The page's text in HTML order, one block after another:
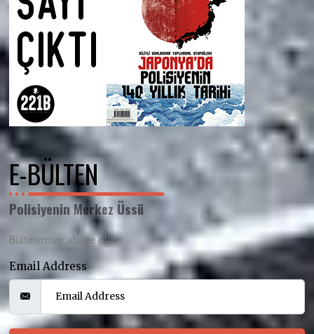
E-BÜLTEN
Polisiyenin Merkez Üssü
Bültenimize abone olun
Email Address